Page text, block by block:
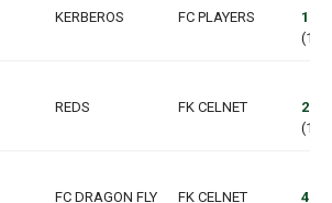
KERBEROS FC PLAYERS
1:5
(1:3,
REDS FK CELNET
2:1
(1:1,
FC DRAGON FLY FK CELNET
4:4